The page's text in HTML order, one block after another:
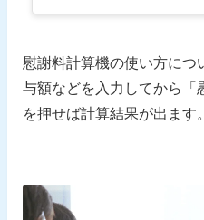
慰謝料計算機の使い方につ
与額などを入力してから「
を押せば計算結果が出ます。